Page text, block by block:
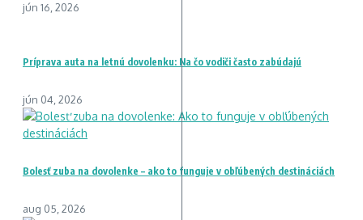
jún 16, 2026
Príprava auta na letnú dovolenku: Na čo vodiči často zabúdajú
jún 04, 2026
Bolesť zuba na dovolenke – ako to funguje v obľúbených destináciách
aug 05, 2026